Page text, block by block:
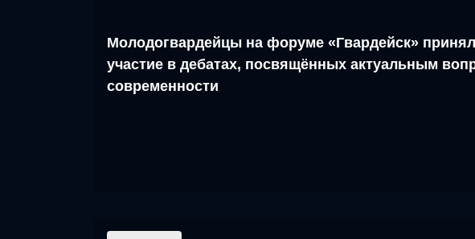
Молодогвардейцы на форуме «Гвардейск»
участие в дебатах, посвящённых актуальным
современности